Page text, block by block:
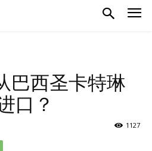
巴西圣卡特琳
口？
1127